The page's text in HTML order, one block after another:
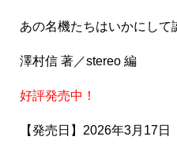
あの名機たちはいかにして
澤村信 著／stereo 編
好評発売中！
【発売日】2026年3月17日